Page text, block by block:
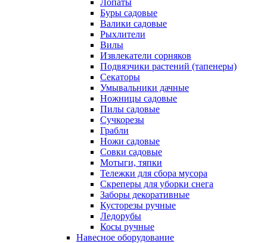
Лопаты
Буры садовые
Валики садовые
Рыхлители
Вилы
Извлекатели сорняков
Подвязчики растений (тапенеры)
Секаторы
Умывальники дачные
Ножницы садовые
Пилы садовые
Сучкорезы
Грабли
Ножи садовые
Совки садовые
Мотыги, тяпки
Тележки для сбора мусора
Скреперы для уборки снега
Заборы декоративные
Кусторезы ручные
Ледорубы
Косы ручные
Навесное оборудование